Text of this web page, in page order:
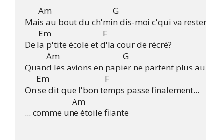
       Am                               G
Mais au bout du ch'min dis-moi c'qui va rester
       Em                          F
De la p'tite école et d'la cour de récré?
           Am                                G
Quand les avions en papier ne partent plus au
      Em                            F
On se dit que l'bon temps passe finalement...
                        Am
... comme une étoile filante